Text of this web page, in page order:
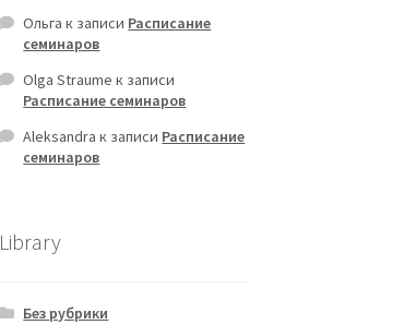
Ольга к записи Расписание
семинаров
Olga Straume к записи
Расписание семинаров
Aleksandra к записи Расписание
семинаров
Library
Без рубрики